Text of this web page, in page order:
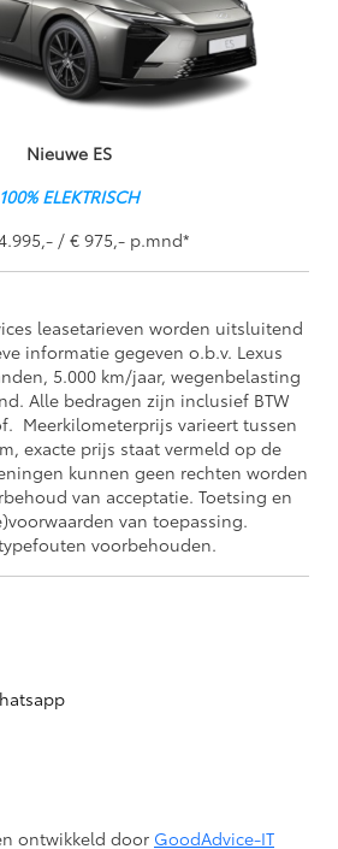
Nieuwe ES
100% ELEKTRISCH
/ € 975,- p.mnd*
leasetarieven worden uitsluitend
informatie gegeven o.b.v. Lexus
5.000 km/jaar, wegenbelasting
Alle bedragen zijn inclusief BTW
Meerkilometerprijs varieert tussen
exacte prijs staat vermeld op de
kunnen geen rechten worden
van acceptatie. Toetsing en
van toepassing.
voorbehouden.
ontwikkeld door GoodAdvice-IT